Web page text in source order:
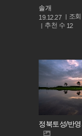
솔개
19.12.27
조회
추천 수 12
정북토성/반